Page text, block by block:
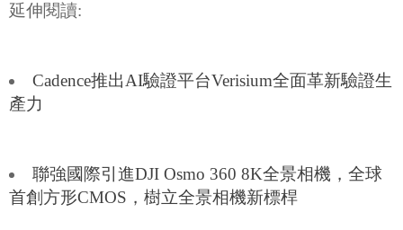
延伸閱讀:
Cadence推出AI驗證平台Verisium全面革新驗證生
產力
聯強國際引進DJI Osmo 360 8K全景相機，全球
首創方形CMOS，樹立全景相機新標桿